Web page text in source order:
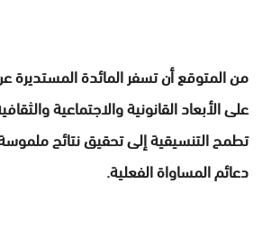
من المتوقع أن تسفر المائدة المستديرة
على الأبعاد القانونية والاجتماعية
تطمح التنسيقية إلى تحقيق نتائج
دعائم المساواة الفعلية.